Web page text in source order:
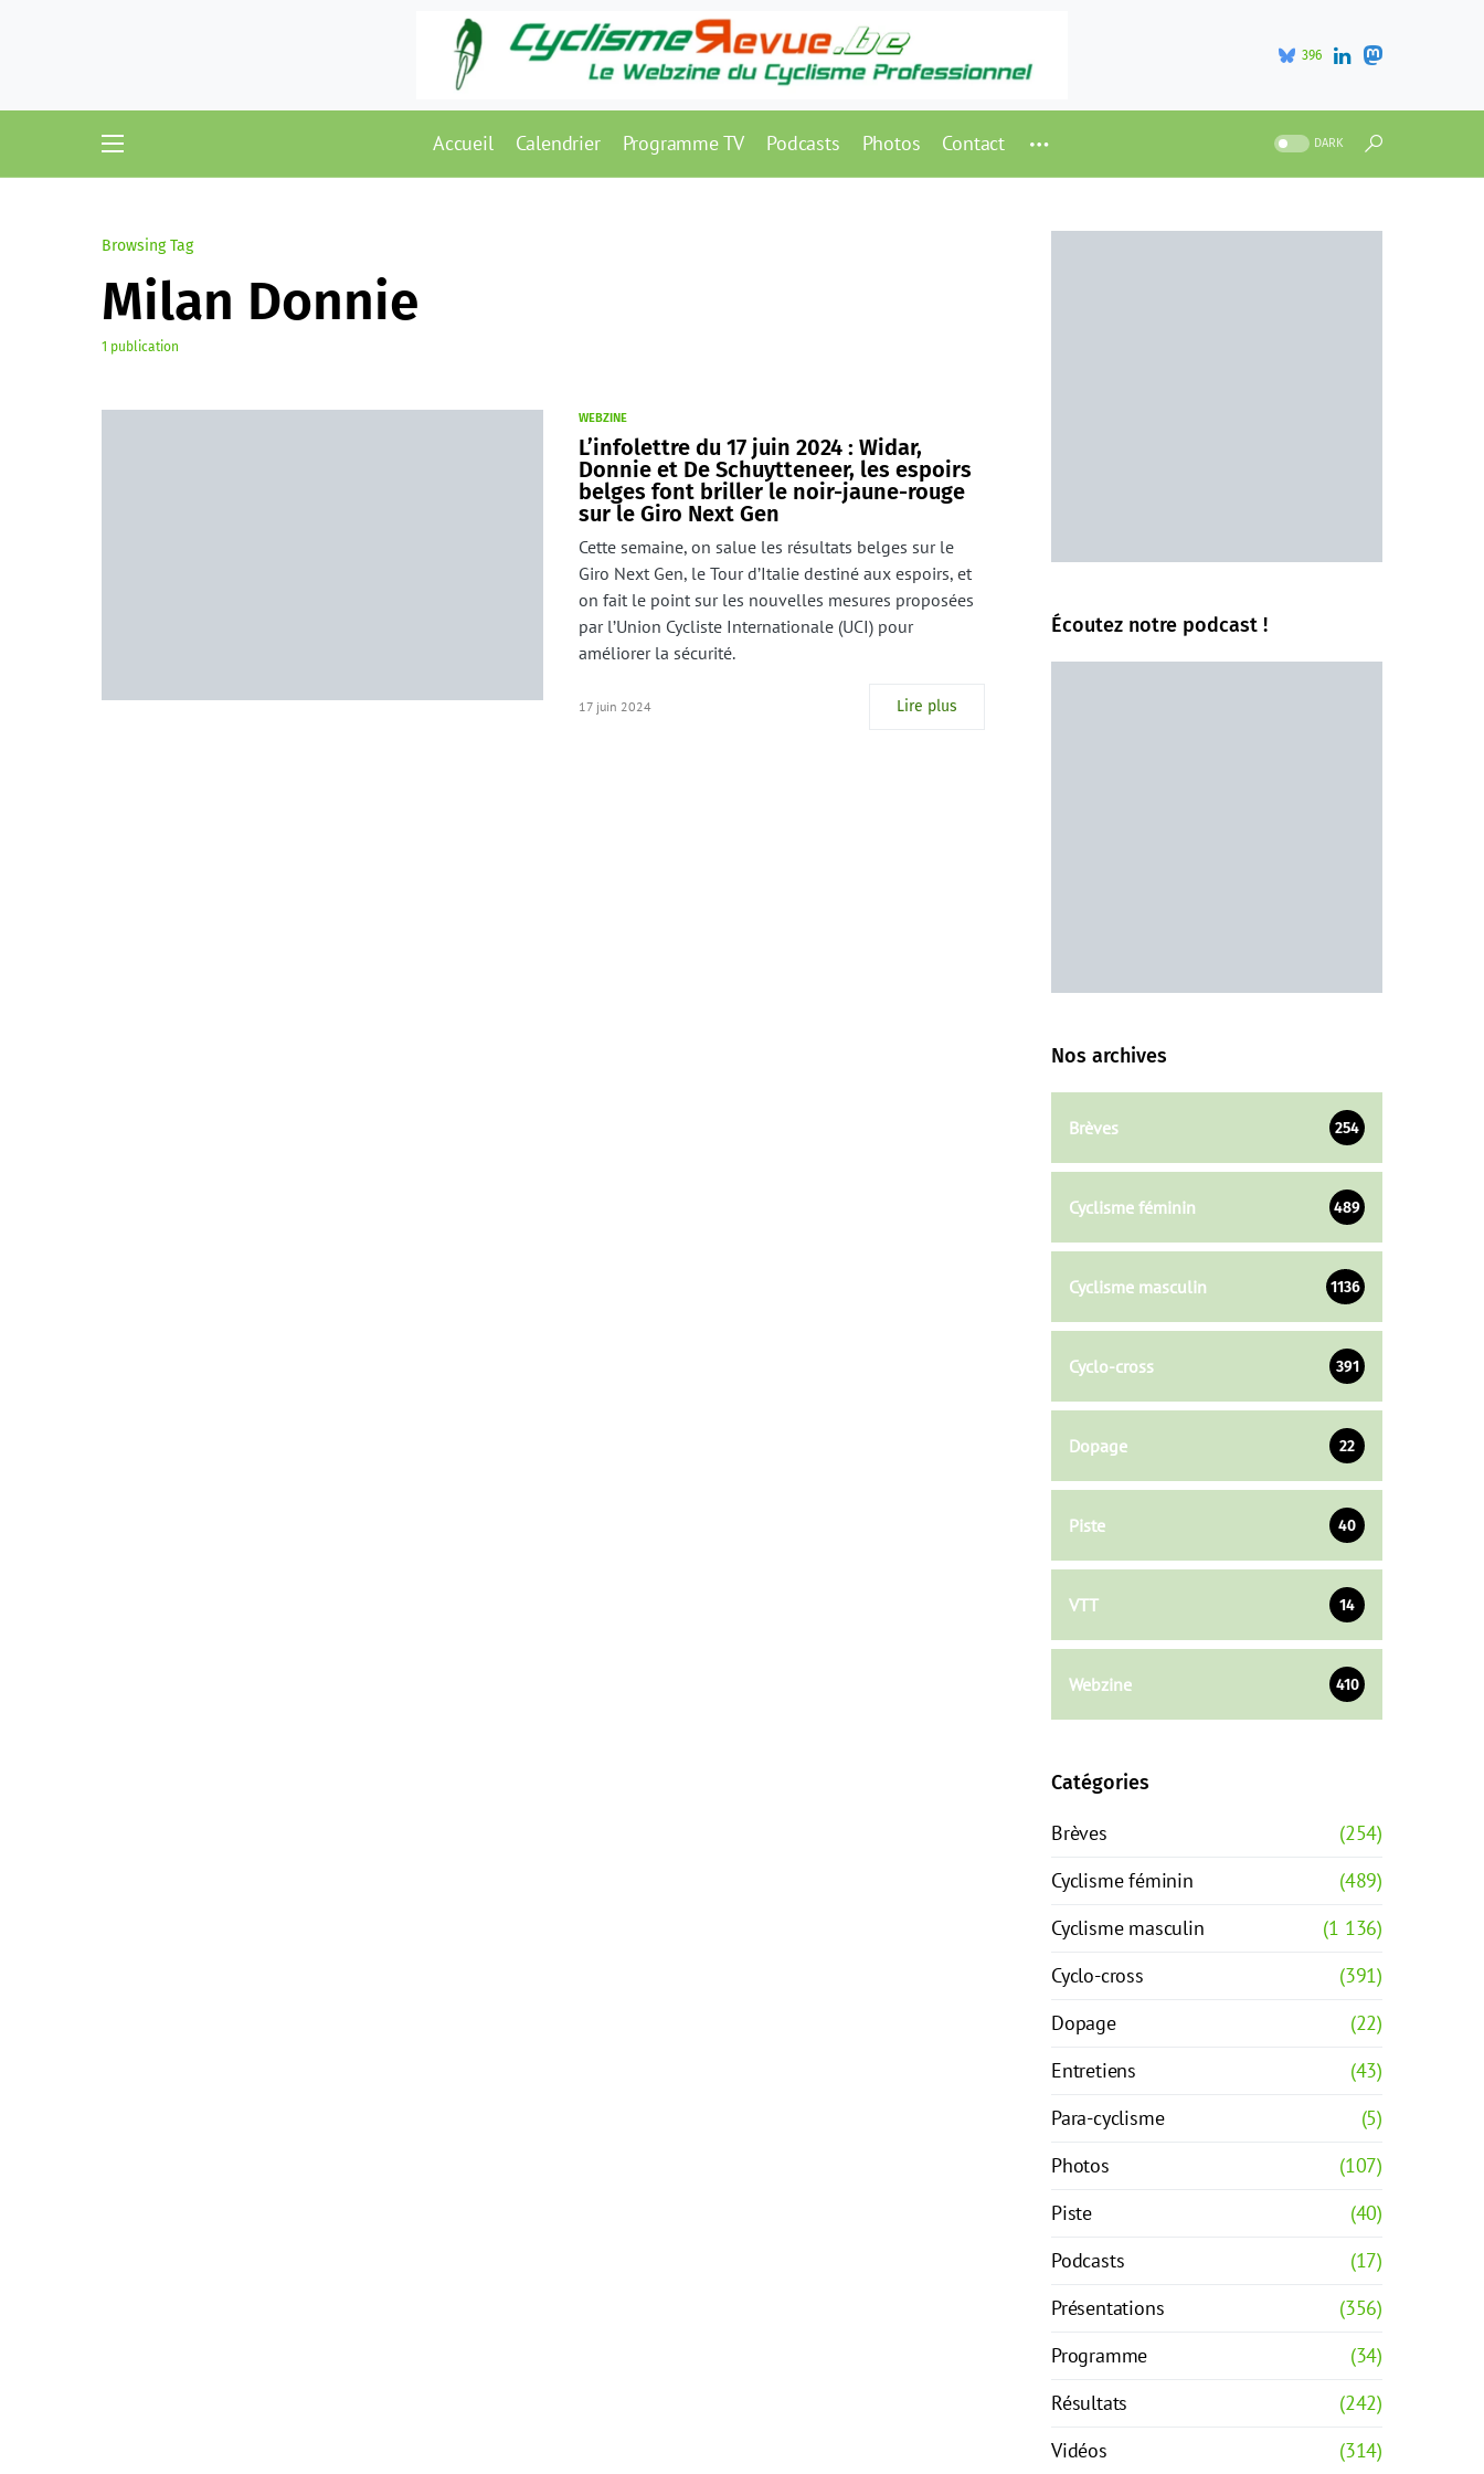
396
Accueil Calendrier Programme TV Podcasts Photos Contact DARK
Browsing Tag
Milan Donnie
1 publication
WEBZINE
L’infolettre du 17 juin 2024 : Widar,
Donnie et De Schuytteneer, les espoirs
belges font briller le noir-jaune-rouge
sur le Giro Next Gen
Cette semaine, on salue les résultats belges sur le
Giro Next Gen, le Tour d’Italie destiné aux espoirs, et
on fait le point sur les nouvelles mesures proposées
par l’Union Cycliste Internationale (UCI) pour
améliorer la sécurité.
17 juin 2024 Lire plus
Écoutez notre podcast !
Nos archives
Brèves 254
Cyclisme féminin 489
Cyclisme masculin 1136
Cyclo-cross 391
Dopage 22
Piste 40
VTT 14
Webzine 410
Catégories
Brèves
(254)
Cyclisme féminin
(489)
Cyclisme masculin
(1 136)
Cyclo-cross
(391)
Dopage
(22)
Entretiens
(43)
Para-cyclisme
(5)
Photos
(107)
Piste
(40)
Podcasts
(17)
Présentations
(356)
Programme
(34)
Résultats
(242)
Vidéos
(314)